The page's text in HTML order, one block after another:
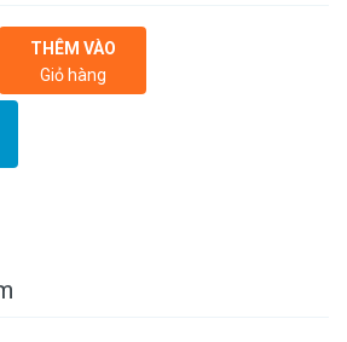
THÊM VÀO
Giỏ hàng